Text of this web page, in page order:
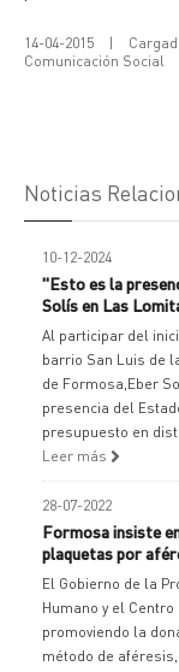
14-04-2015 |
Comunicación Social
Noticias
10-12-2024
"Esto es la
Solís en Las
Al participar del
barrio San Luis de
de Formosa,Eber
presencia del
presupuesto en
Leer más
28-07-2022
Formosa insiste
plaquetas por
El Gobierno de la
Humano y el
promoviendo la
método de